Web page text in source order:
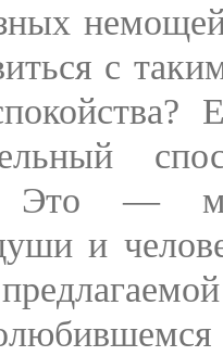
с
Это —
и